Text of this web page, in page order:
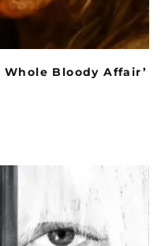
Whole Bloody Affair’